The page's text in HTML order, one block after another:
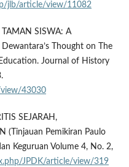
jlb/article/view/11082
TAMAN SISWA: A
Thought on The
Journal of History
43030
SEJARAH,
(Tinjauan Pemikiran Paulo
Keguruan Volume 4, No. 2,
JPDK/article/view/319